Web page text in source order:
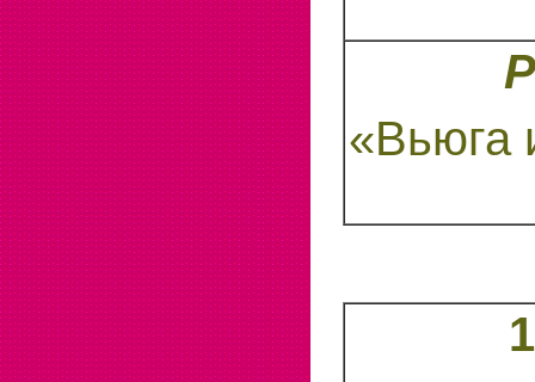
«Вьюга